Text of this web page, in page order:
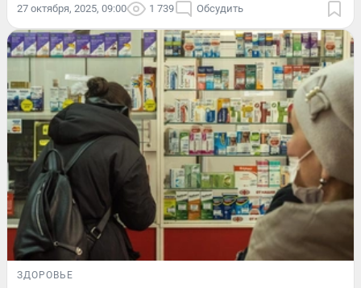
27 октября, 2025, 09:00 1 739 Обсудить
ЗДОРОВЬЕ